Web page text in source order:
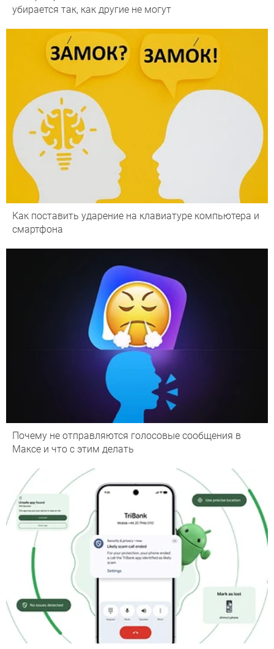
убирается так, как другие не могут
Как поставить ударение на клавиатуре компьютера и
смартфона
Почему не отправляются голосовые сообщения в
Максе и что с этим делать